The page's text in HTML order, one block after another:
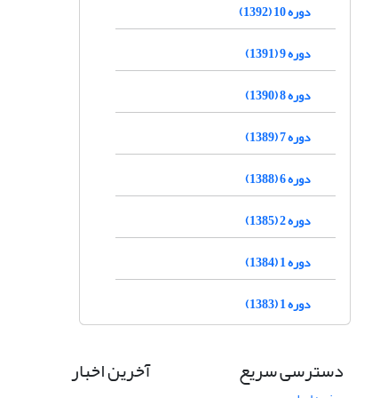
دوره 10 (1392)
دوره 9 (1391)
دوره 8 (1390)
دوره 7 (1389)
دوره 6 (1388)
دوره 2 (1385)
دوره 1 (1384)
دوره 1 (1383)
دسترسی سریع آخرین اخبار